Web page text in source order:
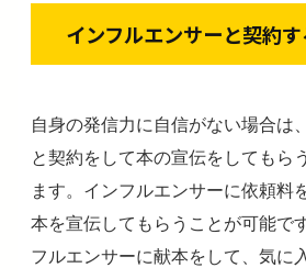
インフルエンサーと契約す
自身の発信力に自信がない場合は
と契約をして本の宣伝をしてもら
ます。インフルエンサーに依頼料
本を宣伝してもらうことが可能で
フルエンサーに献本をして、気に